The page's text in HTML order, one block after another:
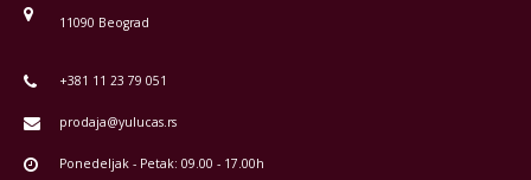
11090 Beograd
+381 11 23 79 051
prodaja@yulucas.rs
Ponedeljak - Petak: 09.00 - 17.00h